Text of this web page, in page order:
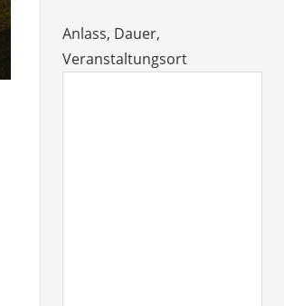
Anlass, Dauer,
Veranstaltungsort